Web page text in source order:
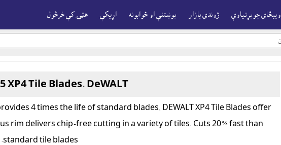
ويبځاى چوپړتياوې ژوندى بازار پوښتنې او ځوابونه اړيکې هټۍ کې خرڅول
XP4 Tile Blades. DeWALT
4 times the life of standard blades, DEWALT XP4 Tile Blades offer
rim delivers chip-free cutting in a variety of tiles. Cuts 20% fast than
standard tile blades.